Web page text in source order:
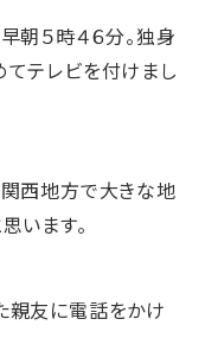
朝５時４６分。独身
てテレビを付けまし
関西地方で大きな地
います。
親友に電話をかけ